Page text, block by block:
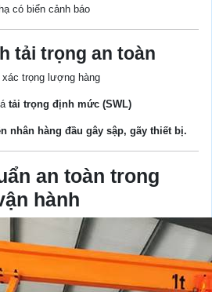
có biển cảnh báo
tải trọng an toàn
trọng lượng hàng
tải trọng định mức (SWL)
nhân hàng đầu gây sập, gãy thiết bị.
an toàn trong
hành